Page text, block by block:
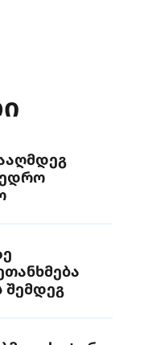
შემდეგ